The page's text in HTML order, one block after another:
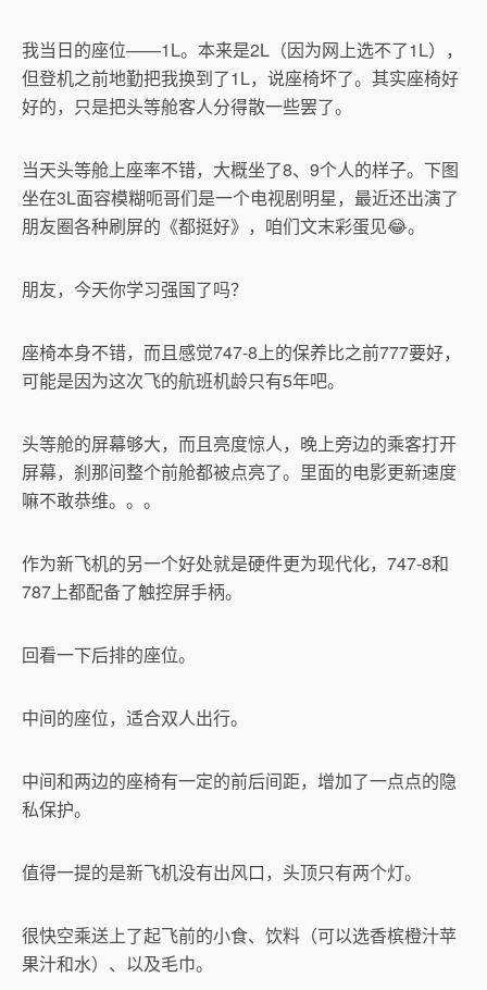
我当日的座位——1L。本来是2L（因为网上选不了1L），
但登机之前地勤把我换到了1L，说座椅坏了。其实座椅好
好的，只是把头等舱客人分得散一些罢了。
当天头等舱上座率不错，大概坐了8、9个人的样子。下图
坐在3L面容模糊呃哥们是一个电视剧明星，最近还出演了
朋友圈各种刷屏的《都挺好》，咱们文末彩蛋见😂。
朋友，今天你学习强国了吗？
座椅本身不错，而且感觉747-8上的保养比之前777要好，
可能是因为这次飞的航班机龄只有5年吧。
头等舱的屏幕够大，而且亮度惊人，晚上旁边的乘客打开
屏幕，刹那间整个前舱都被点亮了。里面的电影更新速度
嘛不敢恭维。。。
作为新飞机的另一个好处就是硬件更为现代化，747-8和
787上都配备了触控屏手柄。
回看一下后排的座位。
中间的座位，适合双人出行。
中间和两边的座椅有一定的前后间距，增加了一点点的隐
私保护。
值得一提的是新飞机没有出风口，头顶只有两个灯。
很快空乘送上了起飞前的小食、饮料（可以选香槟橙汁苹
果汁和水）、以及毛巾。